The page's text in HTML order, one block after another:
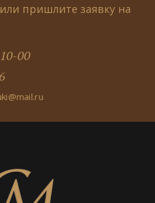
пришлите заявку на
00